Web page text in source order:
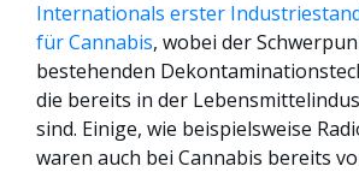
Internationals erster
für Cannabis, wobei der
bestehenden
die bereits in der
sind. Einige, wie beispielsweise
waren auch bei Cannabis bereits